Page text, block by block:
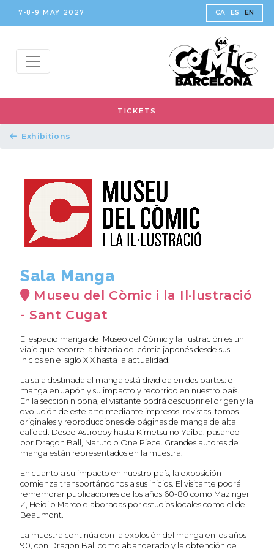
7-8-9 MAY 2027 CA ES EN
TICKETS
Exhibitions
Sala Manga
Museu del Còmic i la Il·lustració
- Sant Cugat
El espacio manga del Museo del Cómic y la Ilustración es un
viaje que recorre la historia del cómic japonés desde sus
inicios en el siglo XIX hasta la actualidad.
La sala destinada al manga está dividida en dos partes: el
manga en Japón y su impacto y recorrido en nuestro país.
En la sección nipona, el visitante podrá descubrir el origen y la
evolución de este arte mediante impresos, revistas, tomos
originales y reproducciones de páginas de manga de alta
calidad. Desde Astroboy hasta Kimetsu no Yaiba, pasando
por Dragon Ball, Naruto o One Piece. Grandes autores de
manga están representados en la muestra.
En cuanto a su impacto en nuestro país, la exposición
comienza transportándonos a sus inicios. El visitante podrá
rememorar publicaciones de los años 60-80 como Mazinger
Z, Heidi o Marco elaboradas por estudios locales como el de
Beaumont.
La muestra continúa con la explosión del manga en los años
90, con Dragon Ball como abanderado y la obtención de